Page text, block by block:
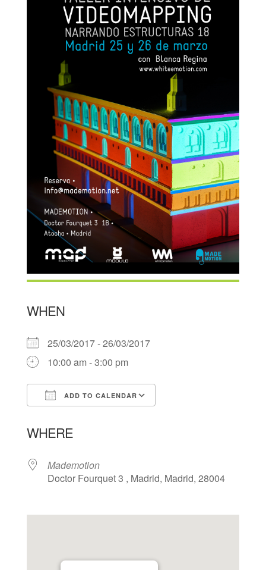
WHEN
25/03/2017 - 26/03/2017
10:00 am - 3:00 pm
ADD TO CALENDAR
WHERE
Mademotion
Doctor Fourquet 3 , Madrid, Madrid, 28004